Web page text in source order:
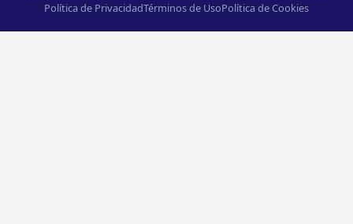
Política de PrivacidadTérminos de UsoPolítica de Cookies